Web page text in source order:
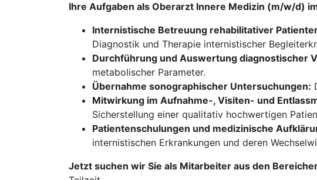
Ihre Aufgaben als Oberarzt Innere Medizin (m/w/d)
Internistische Betreuung rehabilitativer
Diagnostik und Therapie internistischer
Durchführung und Auswertung diagnostischer
metabolischer Parameter.
Übernahme sonographischer Untersuchungen:
Mitwirkung im Aufnahme-, Visiten- und
Sicherstellung einer qualitativ hochwertigen
Patientenschulungen und medizinische
internistischen Erkrankungen und deren
Jetzt suchen wir Sie als Mitarbeiter aus den